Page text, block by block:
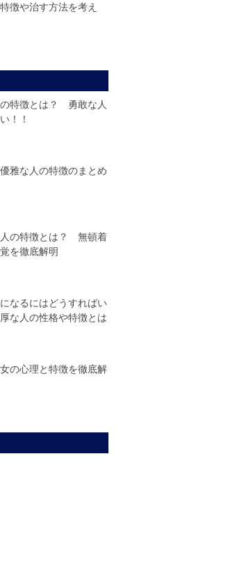
徴や治す方法を考え
特徴とは？ 勇敢な人
！！
雅な人の特徴のまとめ
の特徴とは？ 無頓着
を徹底解明
なるにはどうすればい
な人の性格や特徴とは
の心理と特徴を徹底解